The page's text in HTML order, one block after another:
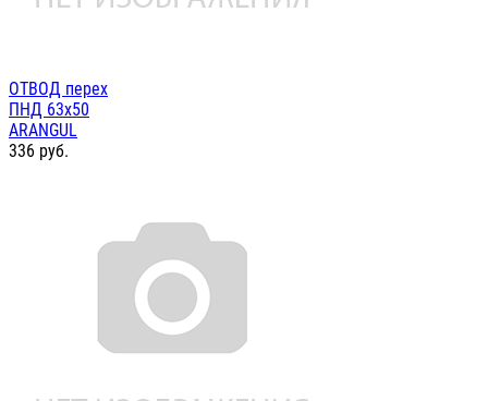
ОТВОД перех
ПНД 63х50
ARANGUL
336 руб.